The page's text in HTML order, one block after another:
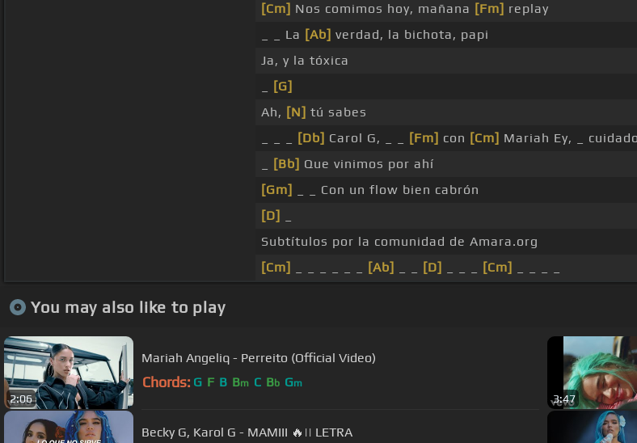
[Cm] Nos comimos hoy, mañana [Fm] replay
_ _ La [Ab] verdad, la bichota, papi
Ja, y la tóxica
[G]
Ah, [N] tú sabes
[Db] Carol G, _ _ [Fm] con [Cm] Mariah Ey, _ cuidado
[Bb] Que vinimos por ahí
[Gm]
_ _ Con un flow bien cabrón
[D]
Subtítulos por la comunidad de Amara.org
[Cm]
[Ab] [D] [Cm]
You may also like to play
2:06
Mariah Angeliq - Perreito (Official Video)
Chords: G F B Bm C Bb Gm
3:47
Becky G, Karol G - MAMIII 🔥|| LETRA